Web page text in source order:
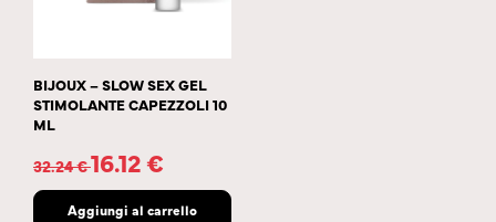
BIJOUX – SLOW SEX GEL
STIMOLANTE CAPEZZOLI 10
ML
32.24€16.12€
Aggiungi al carrello